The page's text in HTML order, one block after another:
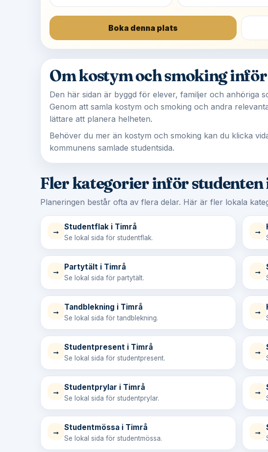
Boka denna plats
Om kostym och smoking
Den här sidan är byggd för elever, familjer och anhöriga
Genom att samla kostym och smoking och andra
lättare att planera helheten.
Behöver du mer än kostym och smoking kan du klicka
kommunens samlade studentsida.
Fler kategorier inför studenten
Planeringen består ofta av flera delar. Här är fler lokala
→ Studentflak i Timrå
Se lokal sida för studentflak.
→
→ Partytält i Timrå
Se lokal sida för partytält.
→
→ Tandblekning i Timrå
Se lokal sida för tandblekning.
→
→ Studentpresent i Timrå
Se lokal sida för studentpresent.
→
→ Studentprylar i Timrå
Se lokal sida för studentprylar.
→
→ Studentmössa i Timrå
Se lokal sida för studentmössa.
→